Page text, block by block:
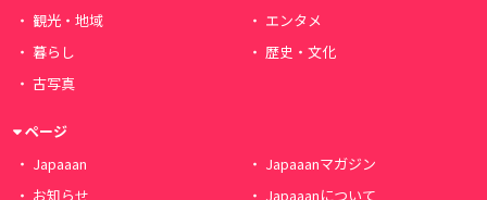
観光・地域
エンタメ
暮らし
歴史・文化
古写真
ページ
Japaaan
Japaaanマガジン
お知らせ
Japaaanについて